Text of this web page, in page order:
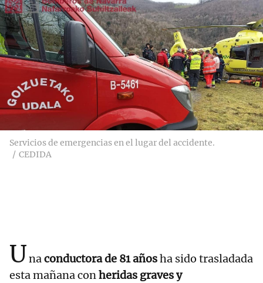
Servicios de emergencias en el lugar del accidente.
CEDIDA
Unaconductora de 81 añosha sido trasladada
esta mañana conheridas graves y